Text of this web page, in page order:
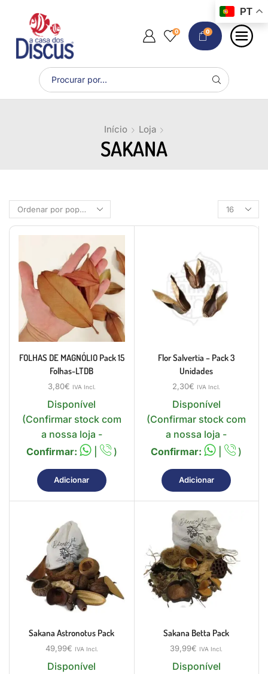
0 0
Início Loja
SAKANA
FOLHAS DE MAGNÓLIO Pack 15
Folhas-LTDB
3,80€ IVA Incl.
Disponível
(Confirmar stock com
a nossa loja -
Confirmar:
| )
Adicionar
Flor Salvertia – Pack 3
Unidades
2,30€ IVA Incl.
Disponível
(Confirmar stock com
a nossa loja -
Confirmar:
| )
Adicionar
Sakana Astronotus Pack
49,99€ IVA Incl.
Disponível
Sakana Betta Pack
39,99€ IVA Incl.
Disponível
PT